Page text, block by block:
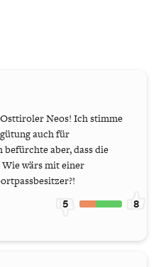
Neos! Ich stimme
auch für
aber, dass die
wärs mit einer
5 8